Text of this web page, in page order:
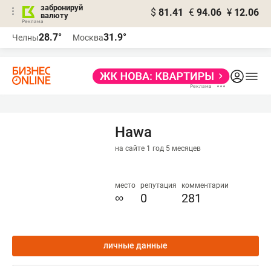
забронируй
валюту
$ 81.41 € 94.06 ¥ 12.06
Челны28.7° Москва31.9°
Hawa
на сайте 1 год 5 месяцев
место
∞
репутация
0
комментарии
281
личные данные